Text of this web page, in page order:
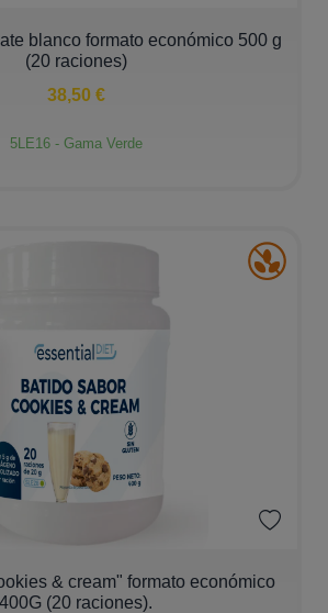
blanco formato económico 500 g
(20 raciones)
38,50 €
5LE16 - Gama Verde
& cream" formato económico
400G (20 raciones).